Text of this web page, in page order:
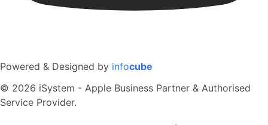
Powered & Designed by infocube
© 2026 iSystem - Apple Business Partner & Authorised
Service Provider.